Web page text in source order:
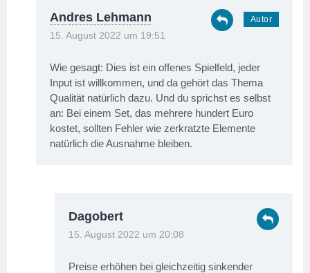
Andres Lehmann
15. August 2022 um 19:51
Wie gesagt: Dies ist ein offenes Spielfeld, jeder
Input ist willkommen, und da gehört das Thema
Qualität natürlich dazu. Und du sprichst es selbst
an: Bei einem Set, das mehrere hundert Euro
kostet, sollten Fehler wie zerkratzte Elemente
natürlich die Ausnahme bleiben.
Dagobert
15. August 2022 um 20:08
Preise erhöhen bei gleichzeitig sinkender